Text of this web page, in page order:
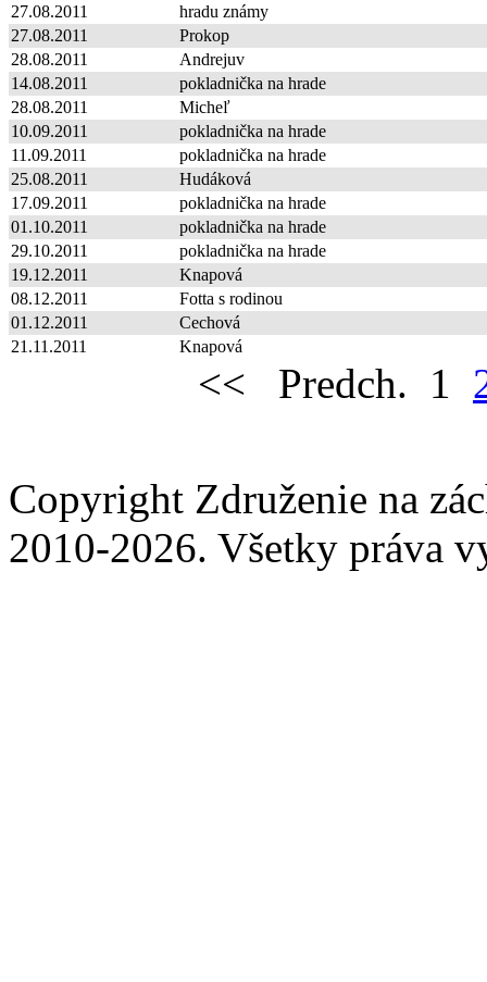
27.08.2011
hradu známy
27.08.2011
Prokop
28.08.2011
Andrejuv
14.08.2011
pokladnička na hrade
28.08.2011
Micheľ
10.09.2011
pokladnička na hrade
11.09.2011
pokladnička na hrade
25.08.2011
Hudáková
17.09.2011
pokladnička na hrade
01.10.2011
pokladnička na hrade
29.10.2011
pokladnička na hrade
19.12.2011
Knapová
08.12.2011
Fotta s rodinou
01.12.2011
Cechová
21.11.2011
Knapová
<< Predch. 1
Copyright Združenie na
2010-2026. Všetky práva